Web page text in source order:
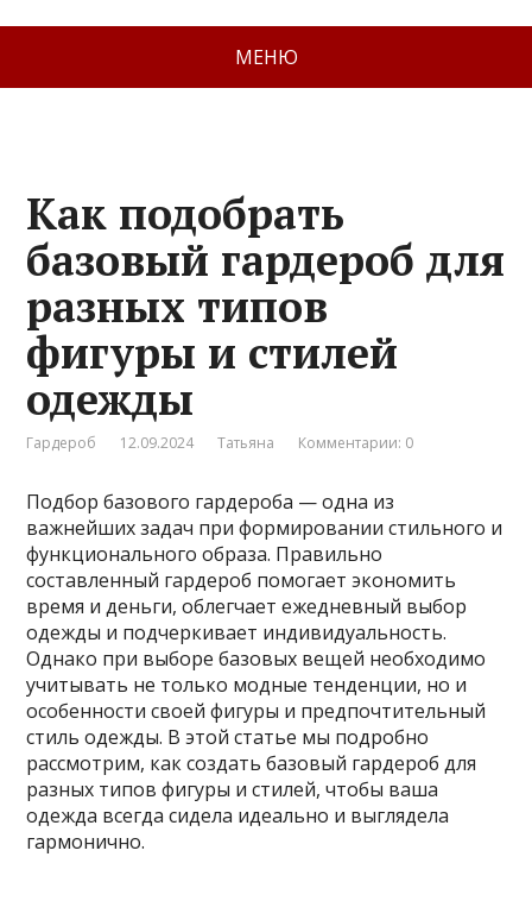
МЕНЮ
Как подобрать
базовый гардероб для
разных типов
фигуры и стилей
одежды
Гардероб 12.09.2024 Татьяна Комментарии: 0
Подбор базового гардероба — одна из
важнейших задач при формировании стильного и
функционального образа. Правильно
составленный гардероб помогает экономить
время и деньги, облегчает ежедневный выбор
одежды и подчеркивает индивидуальность.
Однако при выборе базовых вещей необходимо
учитывать не только модные тенденции, но и
особенности своей фигуры и предпочтительный
стиль одежды. В этой статье мы подробно
рассмотрим, как создать базовый гардероб для
разных типов фигуры и стилей, чтобы ваша
одежда всегда сидела идеально и выглядела
гармонично.